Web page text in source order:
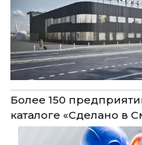
Более 150
каталоге «Сделано в